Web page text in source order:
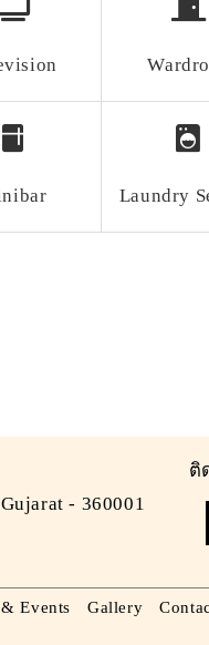
Laundry
- 360001
ติ
Events Gallery